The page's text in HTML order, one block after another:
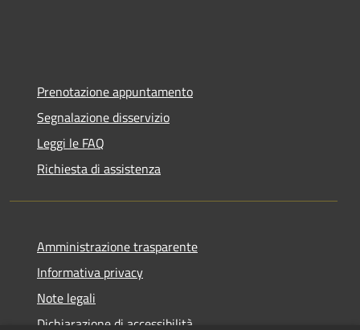
Prenotazione appuntamento
Segnalazione disservizio
Leggi le FAQ
Richiesta di assistenza
Amministrazione trasparente
Informativa privacy
Note legali
Dichiarazione di accessibilità